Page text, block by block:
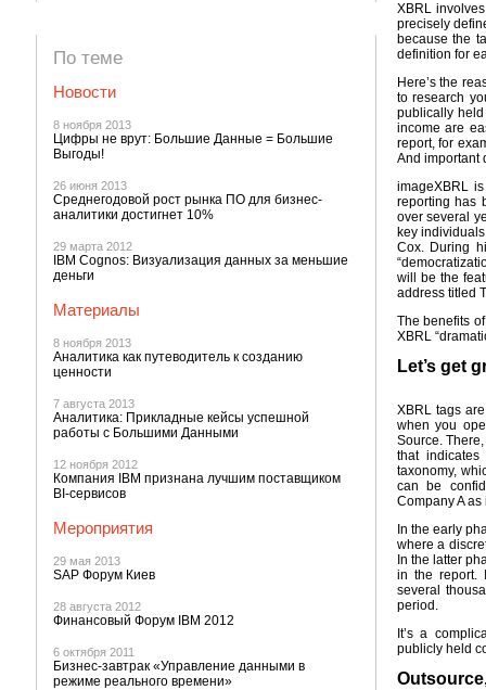
По теме
Новости
8 ноября 2013
Цифры не врут: Большие Данные = Большие
Выгоды!
26 июня 2013
Среднегодовой рост рынка ПО для бизнес-
аналитики достигнет 10%
29 марта 2012
IBM Cognos: Визуализация данных за меньшие
деньги
Материалы
8 ноября 2013
Аналитика как путеводитель к созданию
ценности
7 августа 2013
Аналитика: Прикладные кейсы успешной
работы с Большими Данными
12 ноября 2012
Компания IBM признана лучшим поставщиком
BI-сервисов
Мероприятия
29 мая 2013
SAP Форум Киев
28 августа 2012
Финансовый Форум IBM 2012
6 октября 2011
Бизнес-завтрак «Управление данными в
режиме реального времени»
XBRL
precisely
because the
definition for
Here’s the
to research
publically
income are
report, for
And important
imageXBRL
reporting has
over several
key
Cox. During
will be the
address titled
The benefits
XBRL
Let’s get
XBRL tags
when you
Source.
that
taxonomy,
can be
Company A
In the early
where a
In the latter
in the report.
several
period.
It’s a
publicly held